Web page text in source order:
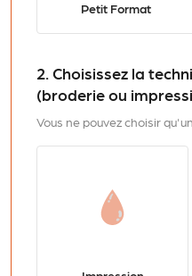
Petit Format
2. Choisissez la
(broderie ou
Vous ne pouvez choisir